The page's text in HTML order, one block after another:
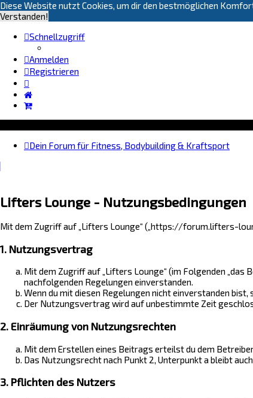
Diese Website nutzt Cookies, um dir den bestmöglichen
Verstanden!
Schnellzugriff
Anmelden
Registrieren
Dein Forum für Fitness, Bodybuilding & Kraftsport
Lifters Lounge - Nutzungsbedingungen
Mit dem Zugriff auf „Lifters Lounge“ („https://forum.lifters-
1. Nutzungsvertrag
Mit dem Zugriff auf „Lifters Lounge“ (im Folgenden
nachfolgenden Regelungen einverstanden.
Wenn du mit diesen Regelungen nicht einverstanden
Der Nutzungsvertrag wird auf unbestimmte Zeit
2. Einräumung von Nutzungsrechten
Mit dem Erstellen eines Beitrags erteilst du dem
Das Nutzungsrecht nach Punkt 2, Unterpunkt a bleibt
3. Pflichten des Nutzers